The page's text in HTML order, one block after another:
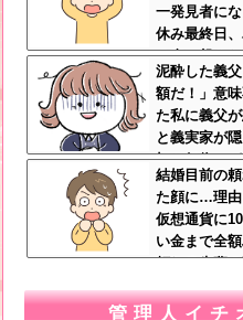
一発見者に
休み最終日
の身に起き
のバイト先
泥酔した義
額だ！」意
た私に義父
と義実家が
切り行為」
間に200万払
結婚目前の
た顔に…理由
仮想通貨に
い金まで全
頼れる先輩
管理人イチ